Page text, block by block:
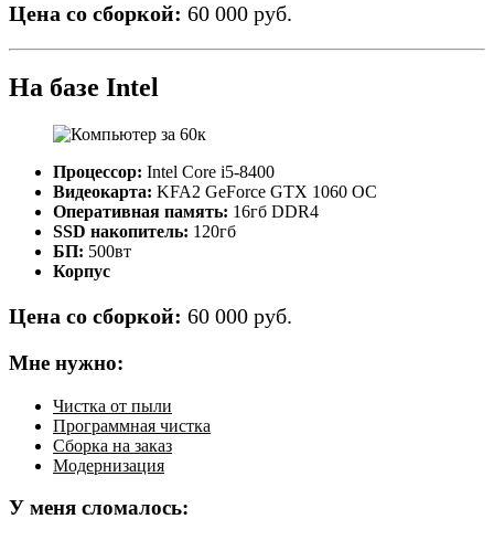
Цена со сборкой: 60 000 руб.
На базе Intel
Процессор: Intel Core i5-8400
Видеокарта: KFA2 GeForce GTX 1060 OC
Оперативная память: 16гб DDR4
SSD накопитель: 120гб
БП: 500вт
Корпус
Цена со сборкой: 60 000 руб.
Мне нужно:
Чистка от пыли
Программная чистка
Сборка на заказ
Модернизация
У меня сломалось: